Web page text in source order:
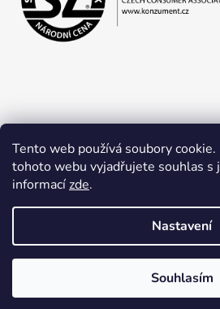
Tento web používá soubory
tohoto webu vyjadřujete souhlas s
informacízde.
Nastavení
Souhlasím
Obchodní podmínky
Vytvořil
Copyright 2026Jan Lapčík.